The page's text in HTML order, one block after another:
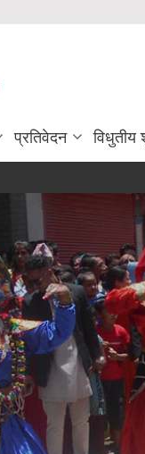
प्रतिवेदन विधुतीय
बनेपा नगरपालिकाको